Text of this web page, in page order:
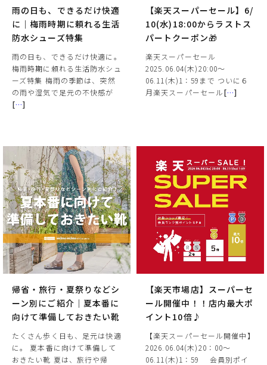
雨の日も、できるだけ快適
に｜梅雨時期に頼れる生活
防水シューズ特集
雨の日も、できるだけ快適に。
梅雨時期に頼れる生活防水シュ
ーズ特集 梅雨の季節は、突然
の雨や湿気で足元の不快感が
[…]
【楽天スーパーセール】6/
10(水)18:00からラストス
パートクーポン🎁
楽天スーパーセール
2025.06.04(木)20:00～
06.11(木)1：59まで ついに６
月楽天スーパーセール[…]
帰省・旅行・夏祭りなどシ
ーン別にご紹介｜夏本番に
向けて準備しておきたい靴
たくさん歩く日も、足元は快適
に。 夏本番に向けて準備して
おきたい靴 夏は、旅行や帰
【楽天市場店】スーパーセ
ール開催中！！店内最大ポ
イント10倍♪
【楽天スーパーセール開催中】
2026.06.04(木)20：00～
06.11(木)1：59 会員別ポイ